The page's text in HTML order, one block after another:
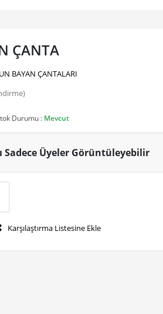
ÇANTA
BAYAN ÇANTALARI
Durumu : Mevcut
Sadece Üyeler Görüntüleyebilir
Karşılaştırma Listesine Ekle